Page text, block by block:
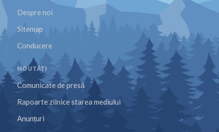
Despre noi
Sitemap
Conducere
NOUTĂȚI
Comunicate de presă
Rapoarte zilnice starea mediului
Anunțuri